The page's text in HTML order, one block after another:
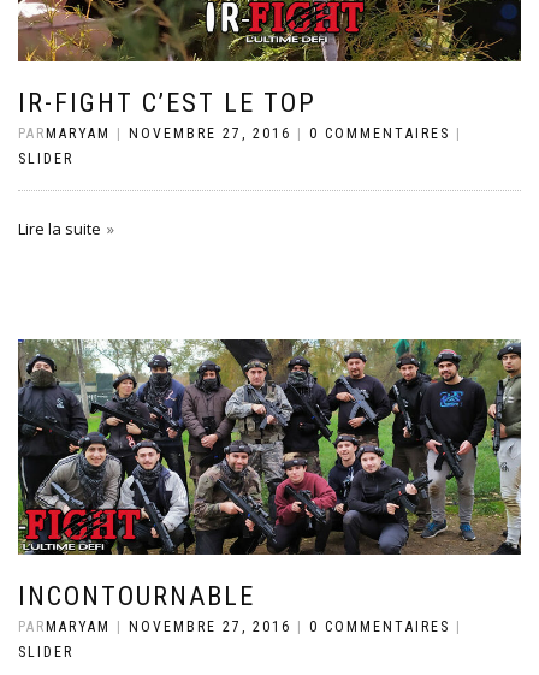
IR-FIGHT C’EST LE TOP
PARMARYAM | NOVEMBRE 27, 2016 | 0 COMMENTAIRES |
SLIDER
Lire la suite
INCONTOURNABLE
PARMARYAM | NOVEMBRE 27, 2016 | 0 COMMENTAIRES |
SLIDER